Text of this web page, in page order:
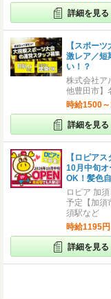
詳細を見る
【スポー
激レア／短
い！？
株式会社
他豊田市】
時給1500
詳細を見る
【ロピアス
10月中旬
OK！髪色
ロピア 加
予定【加須
須駅など
時給1195
詳細を見る